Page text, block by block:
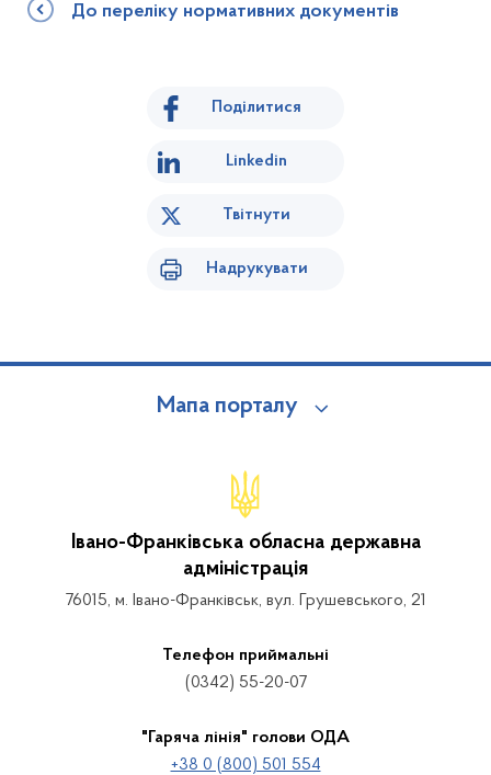
До переліку нормативних документів
Поділитися
Linkedin
Твітнути
Надрукувати
Мапа порталу
Івано-Франківська обласна державна
адміністрація
76015, м. Івано-Франківськ, вул. Грушевського, 21
Телефон приймальні
(0342) 55-20-07
"Гаряча лінія" голови ОДА
+38 0 (800) 501 554